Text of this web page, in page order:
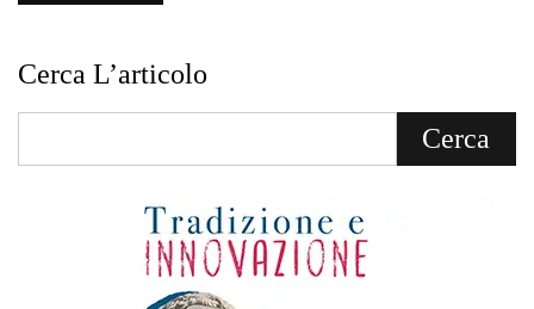
Cerca L’articolo